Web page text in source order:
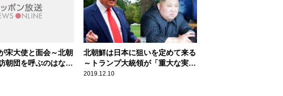
宋大使と面会～北朝
朝団を呼ぶのはなぜ
北朝鮮は日本に狙いを定めて来る
～トランプ大統領が「重大な実
験」に警告
2019.12.10